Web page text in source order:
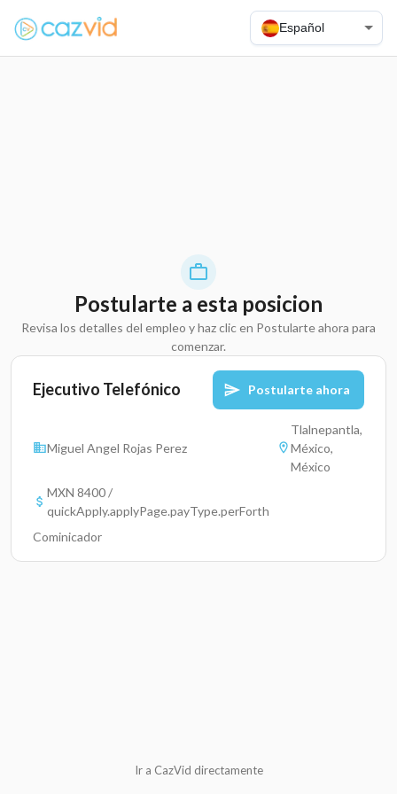
Español
Postularte a esta posicion
Revisa los detalles del empleo y haz clic en Postularte ahora para
comenzar.
Ejecutivo Telefónico Postularte ahora
Miguel Angel Rojas Perez
Tlalnepantla,
México,
México
MXN 8400 /
quickApply.applyPage.payType.perForth
Cominicador
Ir a CazVid directamente